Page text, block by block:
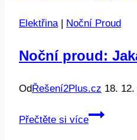
Elektřina| Noční Proud
Noční proud:
Od Řešení2Plus.cz 18. 12.
Přečtěte si více
Noční